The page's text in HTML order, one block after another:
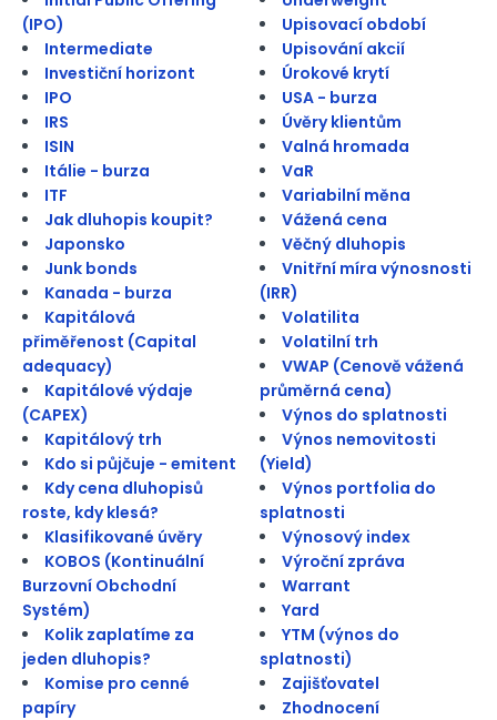
(IPO)
Intermediate
Investiční horizont
IPO
IRS
ISIN
Itálie - burza
ITF
Jak dluhopis koupit?
Japonsko
Junk bonds
Kanada - burza
Kapitálová
přiměřenost (Capital
adequacy)
Kapitálové výdaje
(CAPEX)
Kapitálový trh
Kdo si půjčuje - emitent
Kdy cena dluhopisů
roste, kdy klesá?
Klasifikované úvěry
KOBOS (Kontinuální
Burzovní Obchodní
Systém)
Kolik zaplatíme za
jeden dluhopis?
Komise pro cenné
papíry
Upisovací období
Upisování akcií
Úrokové krytí
USA - burza
Úvěry klientům
Valná hromada
VaR
Variabilní měna
Vážená cena
Věčný dluhopis
Vnitřní míra výnosnosti
(IRR)
Volatilita
Volatilní trh
VWAP (Cenově vážená
průměrná cena)
Výnos do splatnosti
Výnos nemovitosti
(Yield)
Výnos portfolia do
splatnosti
Výnosový index
Výroční zpráva
Warrant
Yard
YTM (výnos do
splatnosti)
Zajišťovatel
Zhodnocení